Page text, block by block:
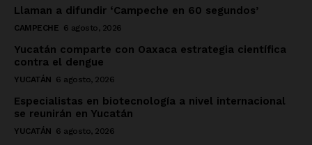
Llaman a difundir ‘Campeche en 60 segundos’
CAMPECHE 6 agosto, 2026
Yucatán comparte con Oaxaca estrategia científica
contra el dengue
YUCATÁN 6 agosto, 2026
Especialistas en biotecnología a nivel internacional
se reunirán en Yucatán
YUCATÁN 6 agosto, 2026